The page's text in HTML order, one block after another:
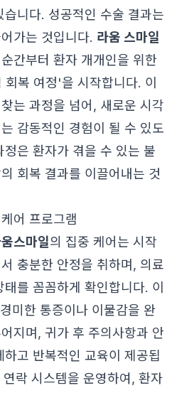
니다. 성공적인 수술 결과는
가는 것입니다. 라움 스마일
간부터 환자 개개인을 위한
복 여정'을 시작합니다. 이
는 과정을 넘어, 새로운 시각
감동적인 경험이 될 수 있도
은 환자가 겪을 수 있는 불
회복 결과를 이끌어내는 것
어 프로그램
스마일의 집중 케어는 시작
충분한 안정을 취하며, 의료
를 꼼꼼하게 확인합니다. 이
미한 통증이나 이물감을 완
지며, 귀가 후 주의사항과 안
고 반복적인 교육이 제공됩
락 시스템을 운영하여, 환자